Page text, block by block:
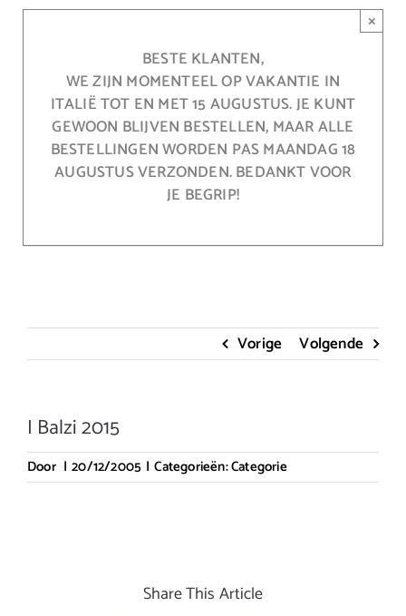
BESTE KLANTEN,
WE ZIJN MOMENTEEL OP VAKANTIE IN
ITALIË TOT EN MET 15 AUGUSTUS. JE KUNT
GEWOON BLIJVEN BESTELLEN, MAAR ALLE
BESTELLINGEN WORDEN PAS MAANDAG 18
AUGUSTUS VERZONDEN. BEDANKT VOOR
JE BEGRIP!
×
Vorige Volgende
I Balzi 2015
Door | 20/12/2005 | Categorieën:Categorie
Share This Article